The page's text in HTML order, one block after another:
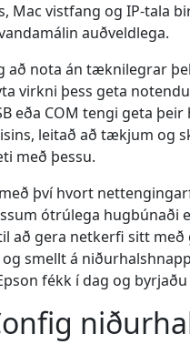
Mac vistfang og IP-
auðveldlega.
nota án tæknilegrar
virkni þess geta
eða COM tengi geta
leitað að tækjum og
með þessu.
því hvort
ótrúlega hugbúnaði
gera netkerfi sitt með
smellt á
fékk í dag og